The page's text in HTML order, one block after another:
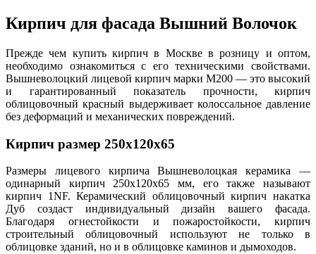
Кирпич для фасада Вышний Волочок
Прежде чем купить кирпич в Москве в розницу и оптом,
необходимо ознакомиться с его техническими свойствами.
Вышневолоцкий лицевой кирпич марки М200 — это высокий
и гарантированный показатель прочности, кирпич
облицовочный красный выдерживает колоссальное давление
без деформаций и механических повреждений.
Кирпич размер 250х120х65
Размеры лицевого кирпича Вышневолоцкая керамика —
одинарный кирпич 250х120х65 мм, его также называют
кирпич 1NF. Керамический облицовочный кирпич накатка
Дуб создаст индивидуальный дизайн вашего фасада.
Благодаря огнестойкости и пожаростойкости, кирпич
строительный облицовочный используют не только в
облицовке зданий, но и в облицовке каминов и дымоходов.